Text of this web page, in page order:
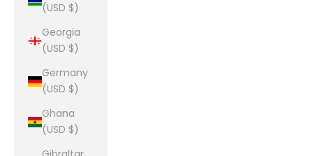
(USD $)
Georgia
(USD $)
Germany
(USD $)
Ghana
(USD $)